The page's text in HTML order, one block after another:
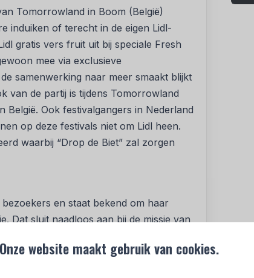
Onze website maakt gebruik van cookies.
Tomorrowland in Boom (België)
induiken of terecht in de eigen Lidl-
gratis vers fruit uit bij speciale Fresh
mee via exclusieve
samenwerking naar meer smaakt blijkt
van de partij is tijdens Tomorrowland
Ook festivalgangers in Nederland
op deze festivals niet om Lidl heen.
waarbij “Drop de Biet” zal zorgen
en staat bekend om haar
Dat sluit naadloos aan bij de missie van
zien dat een gezonde leefstijl voor
dagelijkse boodschappen doet, of uit je